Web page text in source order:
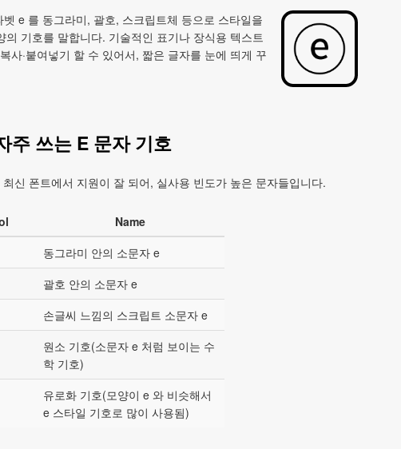
e 를 동그라미, 괄호, 스크립트체 등으로 스타일을
기호를 말합니다. 기술적인 표기나 장식용 텍스트
사·붙여넣기 할 수 있어서, 짧은 글자를 눈에 띄게 꾸
주 쓰는 E 문자 기호
신 폰트에서 지원이 잘 되어, 실사용 빈도가 높은 문자들입니다.
Name
동그라미 안의 소문자 e
괄호 안의 소문자 e
손글씨 느낌의 스크립트 소문자 e
원소 기호(소문자 e 처럼 보이는 수
학 기호)
유로화 기호(모양이 e 와 비슷해서
e 스타일 기호로 많이 사용됨)